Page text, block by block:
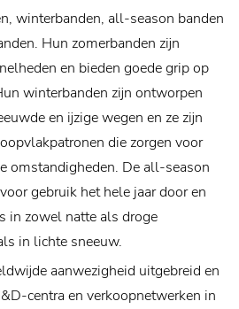
winterbanden, all-season banden
Hun zomerbanden zijn
en bieden goede grip op
winterbanden zijn ontworpen
en ijzige wegen en ze zijn
die zorgen voor
omstandigheden. De all-season
gebruik het hele jaar door en
in zowel natte als droge
in lichte sneeuw.
aanwezigheid uitgebreid en
centra en verkoopnetwerken in